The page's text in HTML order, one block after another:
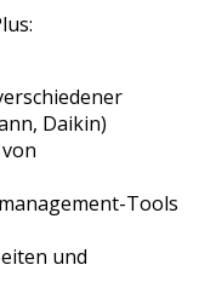
Daikin)
Tools
und